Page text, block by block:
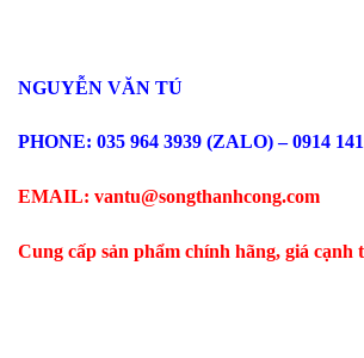
NGUYỄN VĂN TÚ
PHONE: 035 964 3939 (ZALO) – 0914
EMAIL: vantu@songthanhcong.com
Cung cấp sản phẩm chính hãng, giá cạnh